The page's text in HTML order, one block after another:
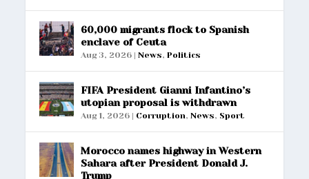
60,000 migrants flock to Spanish
enclave of Ceuta
Aug 3, 2026 |News,Politics
FIFA President Gianni Infantino’s
utopian proposal is withdrawn
Aug 1, 2026 | Corruption,News, Sport
Morocco names highway in Western
Sahara after President Donald J.
Trump